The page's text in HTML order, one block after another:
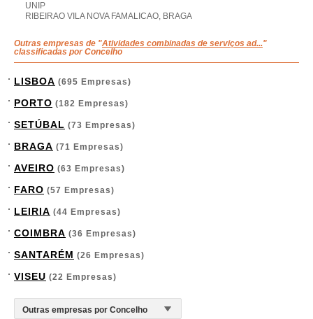
UNIP
RIBEIRAO VILA NOVA FAMALICAO, BRAGA
Outras empresas de "Atividades combinadas de serviços ad..."
classificadas por Concelho
LISBOA (695 Empresas)
PORTO (182 Empresas)
SETÚBAL (73 Empresas)
BRAGA (71 Empresas)
AVEIRO (63 Empresas)
FARO (57 Empresas)
LEIRIA (44 Empresas)
COIMBRA (36 Empresas)
SANTARÉM (26 Empresas)
VISEU (22 Empresas)